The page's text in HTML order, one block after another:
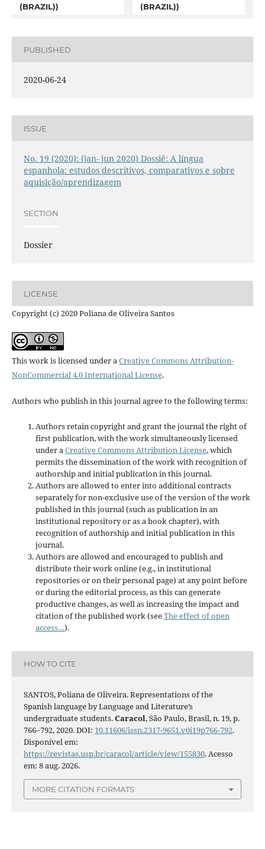
(BRAZIL))
(BRAZIL))
PUBLISHED
2020-06-24
ISSUE
No. 19 (2020): (jan- jun 2020) Dossiê: A língua
espanhola: estudos descritivos, comparativos e sobre
aquisição/aprendizagem
SECTION
Dossier
LICENSE
Copyright (c) 2020 Poliana de Oliveira Santos
This work is licensed under aCreative Commons Attribution-
NonCommercial 4.0 International License.
Authors who publish in this journal agree to the following terms:
Authors retain copyright and grant the journal the right of
first publication, with the work simultaneously licensed
under a Creative Commons Attribution License, which
permits the dissemination of the work with recognition of
authorship and initial publication in this journal.
Authors are allowed to enter into additional contracts
separately for non-exclusive use of the version of the work
published in this journal (such as publication in an
institutional repository or as a book chapter), with
recognition of authorship and initial publication in this
journal.
Authors are allowed and encouraged to publish and
distribute their work online (e.g., in institutional
repositories or on their personal page) at any point before
or during the editorial process, as this can generate
productive changes, as well as increasing the impact and
citation of the published work (seeThe effect of open
access…).
HOW TO CITE
SANTOS, Poliana de Oliveira. Representations of the
Spanish language by Language and Literature’s
undergraduate students.Caracol, São Paulo, Brasil, n. 19, p.
766–792, 2020. DOI: 10.11606/issn.2317-9651.v0i19p766-792.
Disponível em:
https://revistas.usp.br/caracol/article/view/155830. Acesso
em: 8 aug. 2026.
MORE CITATION FORMATS